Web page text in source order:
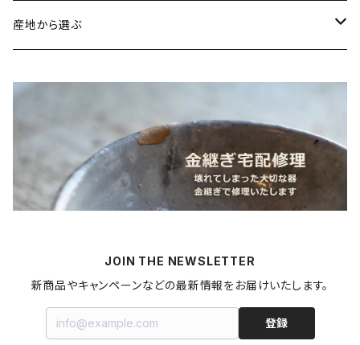
ストラップ
鯛
野菜
梅干し
麺類
パスタ
書籍・雑誌
蜜蝋ワックス
アロマストーン
拭き漆キット
産地から選ぶ
青森県
JOIN THE NEWSLETTER
新商品やキャンペーンなどの最新情報をお届けいたします。
登録